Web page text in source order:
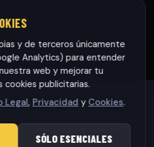
los derechos reservados.
y de terceros únicamente
Analytics) para entender
web y mejorar tu
cookies publicitarias.
Legal, Privacidad y Cookies.
SÓLO ESENCIALES